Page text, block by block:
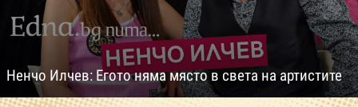
Ненчо Илчев: Егото няма място в света на артистите